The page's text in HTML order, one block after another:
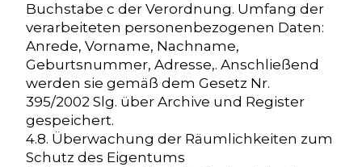
Buchstabe c der Verordnung. Umfang der
verarbeiteten personenbezogenen Daten:
Anrede, Vorname, Nachname,
Geburtsnummer, Adresse,. Anschließend
werden sie gemäß dem Gesetz Nr.
395/2002 Slg. über Archive und Register
gespeichert.
4.8. Überwachung der Räumlichkeiten zum
Schutz des Eigentums